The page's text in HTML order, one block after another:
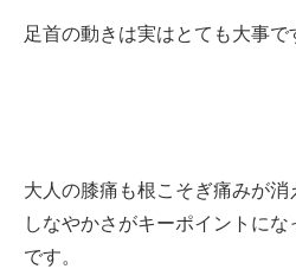
足首の動きは実はとても大事で
大人の膝痛も根こそぎ痛みが
しなやかさがキーポイントに
です。